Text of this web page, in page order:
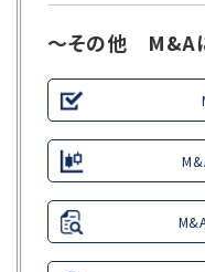
～その他 M&A